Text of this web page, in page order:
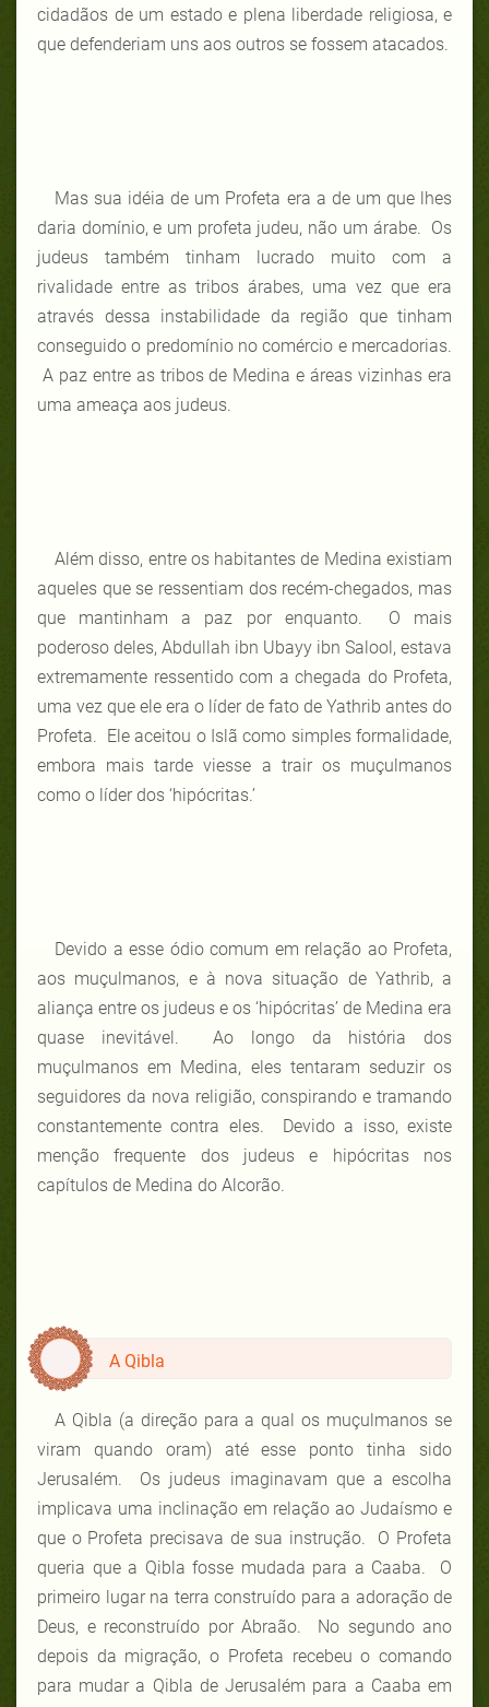
cidadãos de um estado e plena liberdade religiosa, e
que defenderiam uns aos outros se fossem atacados.
Mas sua idéia de um Profeta era a de um que lhes
daria domínio, e um profeta judeu, não um árabe. Os
judeus também tinham lucrado muito com a
rivalidade entre as tribos árabes, uma vez que era
através dessa instabilidade da região que tinham
conseguido o predomínio no comércio e mercadorias.
A paz entre as tribos de Medina e áreas vizinhas era
uma ameaça aos judeus.
Além disso, entre os habitantes de Medina existiam
aqueles que se ressentiam dos recém-chegados, mas
que mantinham a paz por enquanto. O mais
poderoso deles, Abdullah ibn Ubayy ibn Salool, estava
extremamente ressentido com a chegada do Profeta,
uma vez que ele era o líder de fato de Yathrib antes do
Profeta. Ele aceitou o Islã como simples formalidade,
embora mais tarde viesse a trair os muçulmanos
como o líder dos ‘hipócritas.’
Devido a esse ódio comum em relação ao Profeta,
aos muçulmanos, e à nova situação de Yathrib, a
aliança entre os judeus e os ‘hipócritas’ de Medina era
quase inevitável. Ao longo da história dos
muçulmanos em Medina, eles tentaram seduzir os
seguidores da nova religião, conspirando e tramando
constantemente contra eles. Devido a isso, existe
menção frequente dos judeus e hipócritas nos
capítulos de Medina do Alcorão.
A Qibla
A Qibla (a direção para a qual os muçulmanos se
viram quando oram) até esse ponto tinha sido
Jerusalém. Os judeus imaginavam que a escolha
implicava uma inclinação em relação ao Judaísmo e
que o Profeta precisava de sua instrução. O Profeta
queria que a Qibla fosse mudada para a Caaba. O
primeiro lugar na terra construído para a adoração de
Deus, e reconstruído por Abraão. No segundo ano
depois da migração, o Profeta recebeu o comando
para mudar a Qibla de Jerusalém para a Caaba em